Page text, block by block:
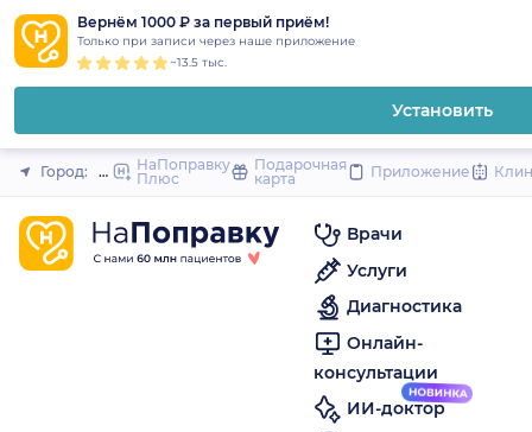
Вернём 1000 ₽ за первый приём!
Только при записи через наше приложение
~13.5 тыс.
Установить
Закрыть
Город: МоскваНаПоправку
Плюс
Подарочная
карта
Приложение
Врачи
Услуги
Диагностика
Онлайн-
консультации
ИИ-доктор